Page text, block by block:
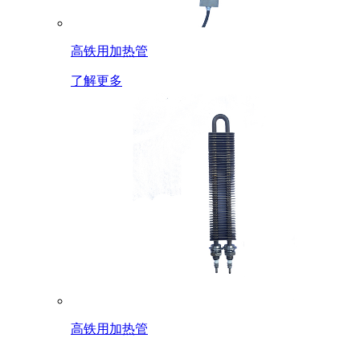
高铁用加热管
了解更多
高铁用加热管